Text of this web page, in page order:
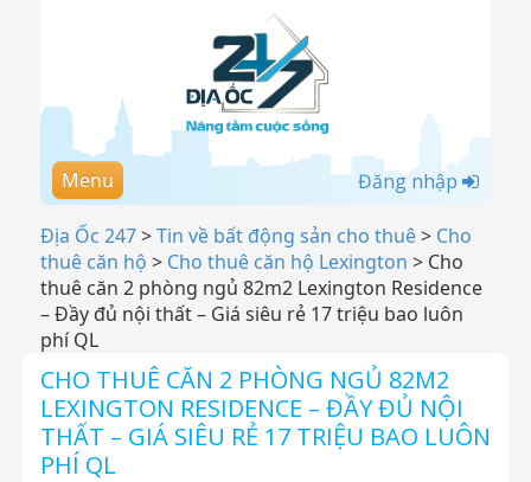
Menu Đăng nhập
Địa Ốc 247>Tin về bất động sản cho thuê> Cho
thuê căn hộ > Cho thuê căn hộ Lexington > Cho
thuê căn 2 phòng ngủ 82m2 Lexington Residence
– Đầy đủ nội thất – Giá siêu rẻ 17 triệu bao luôn
phí QL
CHO THUÊ CĂN 2 PHÒNG NGỦ 82M2
LEXINGTON RESIDENCE – ĐẦY ĐỦ NỘI
THẤT – GIÁ SIÊU RẺ 17 TRIỆU BAO LUÔN
PHÍ QL